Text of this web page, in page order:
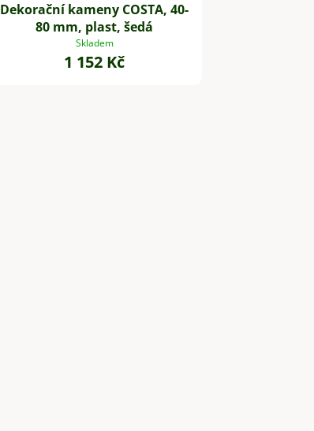
Dekorační kameny COSTA, 40-
80 mm, plast, šedá
Skladem
1 152 Kč